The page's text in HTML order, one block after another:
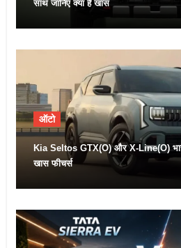
साथ जानिए क्या है खास
ऑटो
Kia Seltos GTX(O) और X-Line(O)
खास फीचर्स